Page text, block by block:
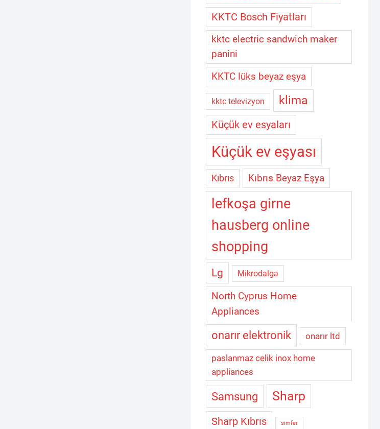
KKTC Bosch Fiyatları
kktc electric sandwich maker
panini
KKTC lüks beyaz eşya
kktc televizyon klima
Küçük ev esyaları
Küçük ev eşyası
Kıbrıs Kıbrıs Beyaz Eşya
lefkoşa girne
hausberg online
shopping
Lg Mikrodalga
North Cyprus Home
Appliances
onarır elektronik onarır ltd
paslanmaz celik inox home
appliances
Samsung Sharp
Sharp Kıbrıs simfer